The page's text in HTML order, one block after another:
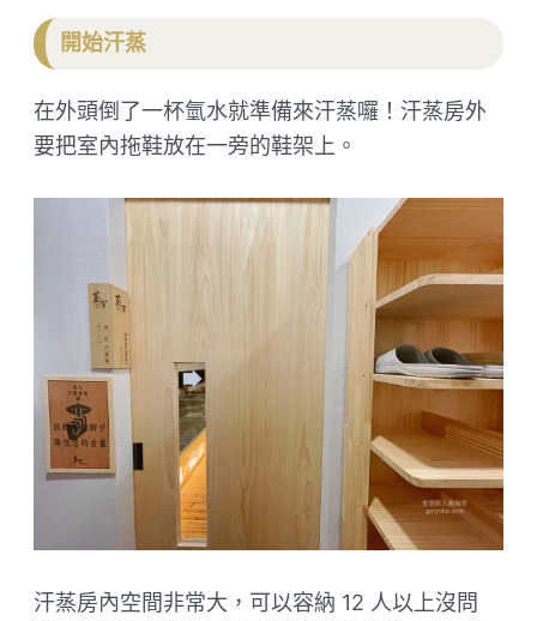
開始汗蒸
在外頭倒了一杯氫水就準備來汗蒸囉！汗蒸房外
要把室內拖鞋放在一旁的鞋架上。
汗蒸房內空間非常大，可以容納 12 人以上沒問